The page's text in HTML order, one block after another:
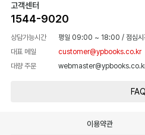
고객센터
1544-9020
상담가능시간 평일 09:00 ~ 18:00 / 점심
대표 메일
customer@ypbooks.co.kr
대량 주문
FAQ
이용약관